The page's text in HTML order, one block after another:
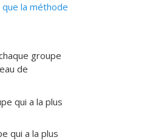
la méthode
groupe
de
qui a la plus
qui a la plus